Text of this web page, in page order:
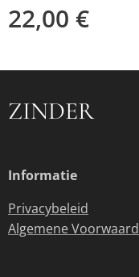
22,00 €
ZINDER
Informatie
Privacybeleid
Algemene